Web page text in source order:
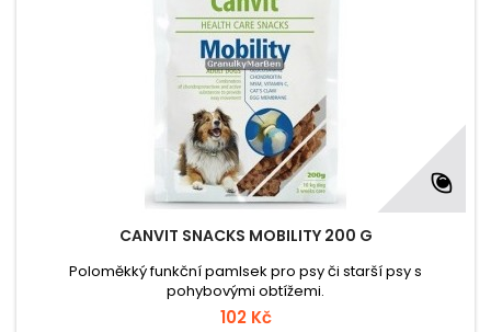
CANVIT SNACKS MOBILITY 200 G
Poloměkký funkční pamlsek pro psy či starší psy s
pohybovými obtížemi.
102 Kč